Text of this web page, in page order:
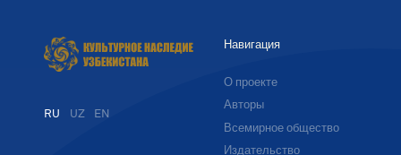
RU UZ EN
Навигация
О проекте
Авторы
Всемирное общество
Издательство